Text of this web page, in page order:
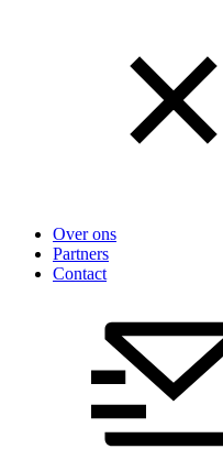
Over ons
Partners
Contact